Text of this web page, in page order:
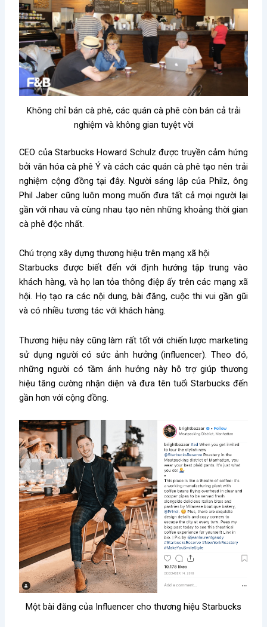
Không chỉ bán cà phê, các quán cà phê còn bán cả trải
nghiệm và không gian tuyệt vời
CEO của Starbucks Howard Schulz được truyền cảm hứng
bởi văn hóa cà phê Ý và cách các quán cà phê tạo nên trải
nghiệm cộng đồng tại đây. Người sáng lập của Philz, ông
Phil Jaber cũng luôn mong muốn đưa tất cả mọi người lại
gần với nhau và cùng nhau tạo nên những khoảng thời gian
cà phê độc nhất.
Chú trọng xây dựng thương hiệu trên mạng xã hội
Starbucks được biết đến với định hướng tập trung vào
khách hàng, và họ lan tỏa thông điệp ấy trên các mạng xã
hội. Họ tạo ra các nội dung, bài đăng, cuộc thi vui gần gũi
và có nhiều tương tác với khách hàng.
Thương hiệu này cũng làm rất tốt với chiến lược marketing
sử dụng người có sức ảnh hưởng (influencer). Theo đó,
những người có tầm ảnh hưởng này hỗ trợ giúp thương
hiệu tăng cường nhận diện và đưa tên tuổi Starbucks đến
gần hơn với cộng đồng.
Một bài đăng của Influencer cho thương hiệu Starbucks